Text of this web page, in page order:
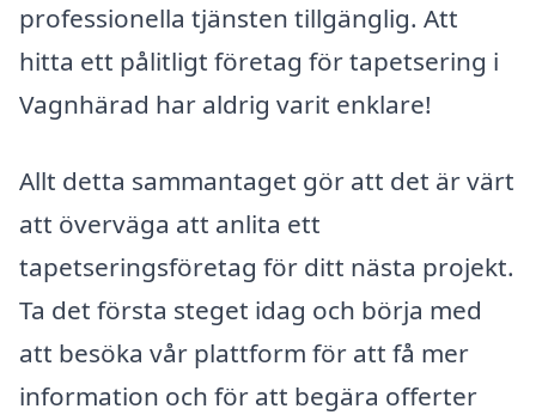
professionella tjänsten tillgänglig. Att
hitta ett pålitligt företag för tapetsering i
Vagnhärad har aldrig varit enklare!
Allt detta sammantaget gör att det är värt
att överväga att anlita ett
tapetseringsföretag för ditt nästa projekt.
Ta det första steget idag och börja med
att besöka vår plattform för att få mer
information och för att begära offerter